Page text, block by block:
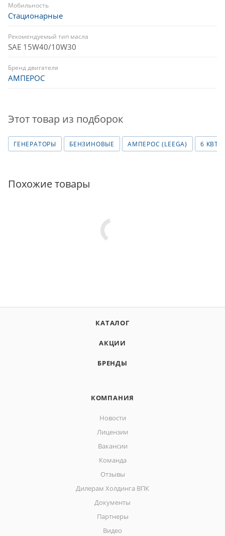
Мобильность
Стационарные
Рекомендуемый тип масла
SAE 15W40/10W30
Бренд двигателя
АМПЕРОС
Этот товар из подборок
ГЕНЕРАТОРЫ БЕНЗИНОВЫЕ АМПЕРОС (LEEGA) 6 КВТ
Похожие товары
КАТАЛОГ
АКЦИИ
БРЕНДЫ
КОМПАНИЯ
Новости
Лицензии
Вакансии
Команда
Отзывы
Дилерам Холдинга ВПК
Документы
Партнеры
Видео